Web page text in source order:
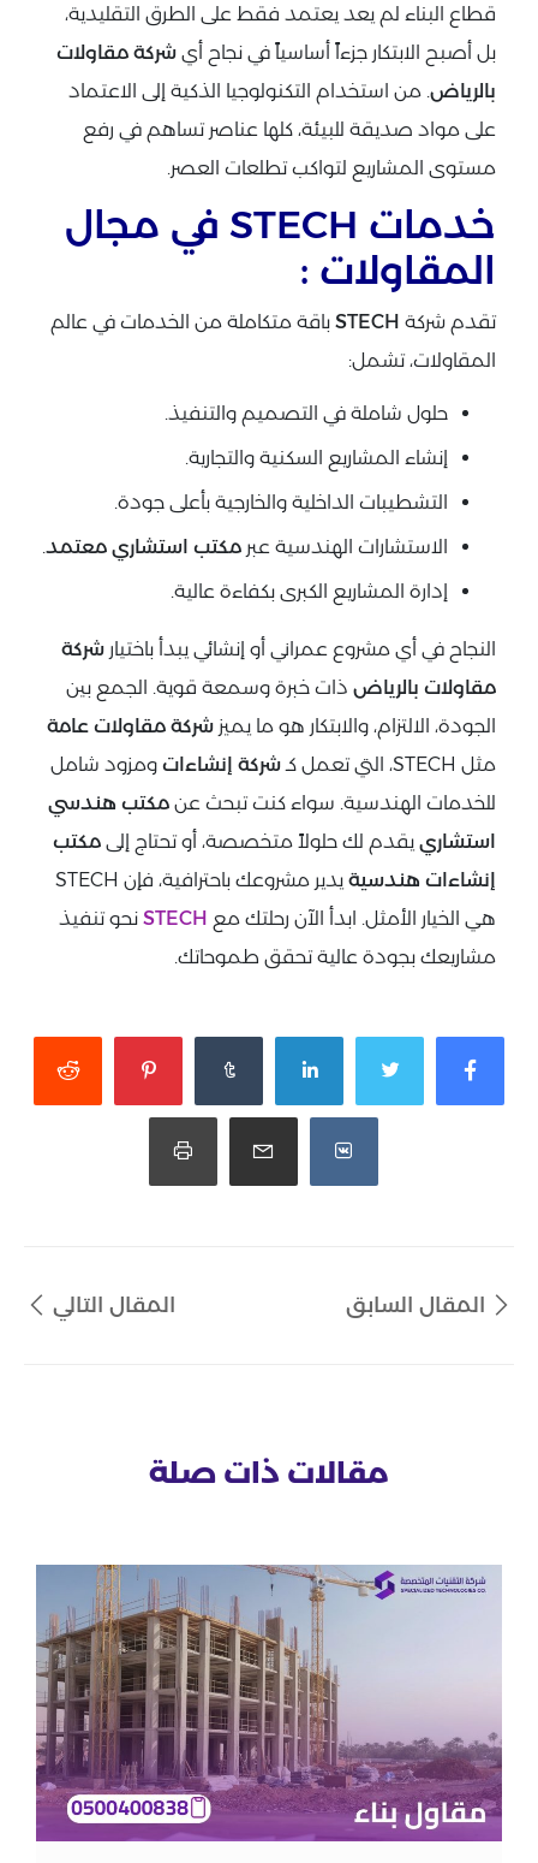
قطاع البناء لم يعد يعتمد فقط على الطرق التقليدية،
بل أصبح الابتكار جزءاً أساسياً في نجاح أي شركة مقاولات
بالرياض. من استخدام التكنولوجيا الذكية إلى الاعتماد
على مواد صديقة للبيئة، كلها عناصر تساهم في رفع
مستوى المشاريع لتواكب تطلعات العصر.
خدمات STECH في مجال
المقاولات :
تقدم شركة STECH باقة متكاملة من الخدمات في عالم
المقاولات، تشمل:
حلول شاملة في التصميم والتنفيذ.
إنشاء المشاريع السكنية والتجارية.
التشطيبات الداخلية والخارجية بأعلى جودة.
الاستشارات الهندسية عبر مكتب استشاري معتمد.
إدارة المشاريع الكبرى بكفاءة عالية.
النجاح في أي مشروع عمراني أو إنشائي يبدأ باختيار شركة
مقاولات بالرياض ذات خبرة وسمعة قوية. الجمع بين
الجودة، الالتزام، والابتكار هو ما يميز شركة مقاولات عامة
مثل STECH، التي تعمل كـ
شركة إنشاءات ومزود شامل
للخدمات الهندسية. سواء كنت تبحث عن مكتب هندسي
استشاري يقدم لك حلولاً متخصصة، أو تحتاج إلى مكتب
إنشاءات هندسية
يدير مشروعك باحترافية، فإن STECH
هي الخيار الأمثل. ابدأ الآن رحلتك مع STECH نحو تنفيذ
مشاريعك بجودة عالية تحقق طموحاتك.
المقال السابق المقال التالي
مقالات ذات صلة